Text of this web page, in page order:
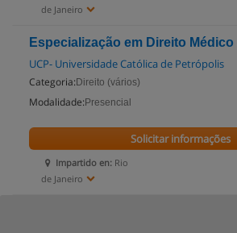
de Janeiro
Especialização em Direito Médico
UCP- Universidade Católica de Petrópolis
Categoria: Direito (vários)
Modalidade: Presencial
Impartido en: Rio
de Janeiro
Solicitar informações